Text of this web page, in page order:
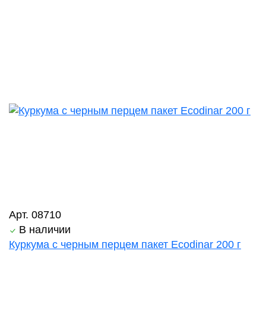
Арт. 08710
В наличии
Куркума с черным перцем пакет Ecodinar 200 г